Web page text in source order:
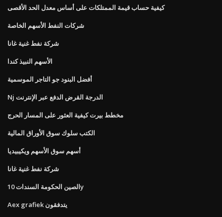
كيفية حساب قيمة الممتلكات على أساس معدل الحد الأقصى
شركات النفط الأسهم الخاصة
شركة نفط غنية غانا
الأسهم النبيذ كندا
أفضل البنود جو التاجر الموسمية
Nj الدرجة القرض الدفع عبر الإنترنت
مخطط بيرت كيفية العثور على المسار الحرج
الكتب سلوك سوق الأوراق المالية
أسهم سوق الأسهم ويكيبيديا
شركة نفط غنية غانا
الصين الحكومة السندات 10y
Aex grafiek يتدفقون